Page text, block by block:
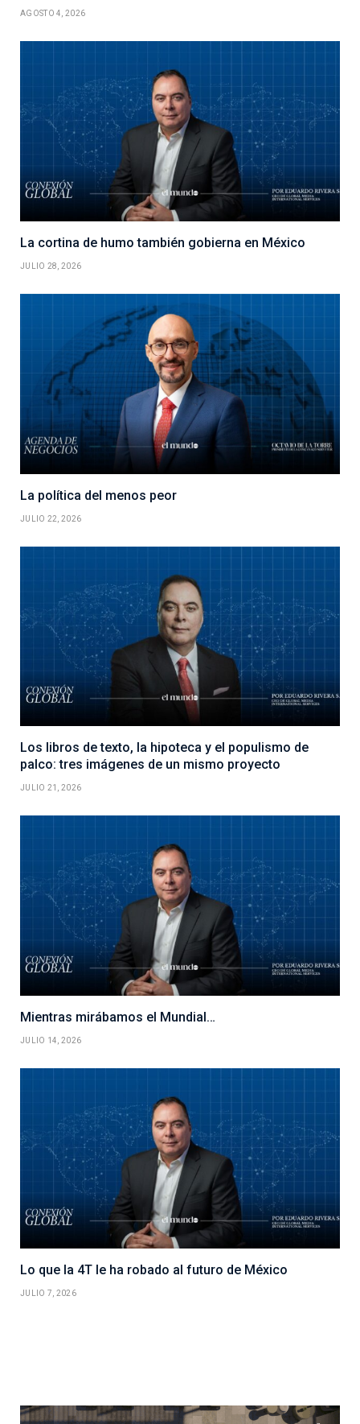
AGOSTO 4, 2026
La cortina de humo también gobierna en México
JULIO 28, 2026
La política del menos peor
JULIO 22, 2026
Los libros de texto, la hipoteca y el populismo de
palco: tres imágenes de un mismo proyecto
JULIO 21, 2026
Mientras mirábamos el Mundial…
JULIO 14, 2026
Lo que la 4T le ha robado al futuro de México
JULIO 7, 2026